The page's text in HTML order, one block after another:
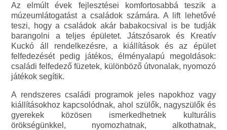
Az elmúlt évek fejlesztései komfortosabbá teszik a
múzeumlátogatást a családok számára. A lift lehetővé
teszi, hogy a családok akár babakocsival is be tudják
barangolni a teljes épületet. Játszósarok és Kreatív
Kuckó áll rendelkezésre, a kiállítások és az épület
felfedezését pedig játékos, élményalapú megoldások:
családi felfedező füzetek, különböző útvonalak, nyomozó
játékok segítik.
A rendszeres családi programok jeles napokhoz vagy
kiállításokhoz kapcsolódnak, ahol szülők, nagyszülők és
gyerekek közösen ismerkedhetnek kulturális
örökségünkkel, nyomozhatnak, alkothatnak,